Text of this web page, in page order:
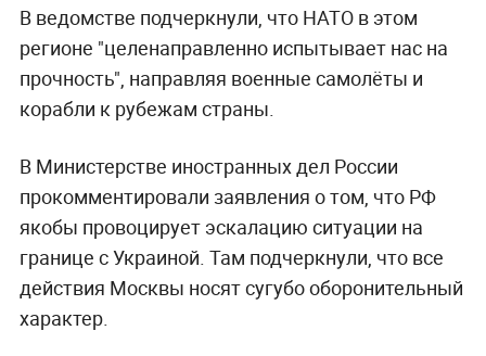
В ведомстве подчеркнули, что НАТО в этом
регионе "целенаправленно испытывает нас на
прочность", направляя военные самолёты и
корабли к рубежам страны.
В Министерстве иностранных дел России
прокомментировали заявления о том, что РФ
якобы провоцирует эскалацию ситуации на
границе с Украиной. Там подчеркнули, что все
действия Москвы носят сугубо оборонительный
характер.